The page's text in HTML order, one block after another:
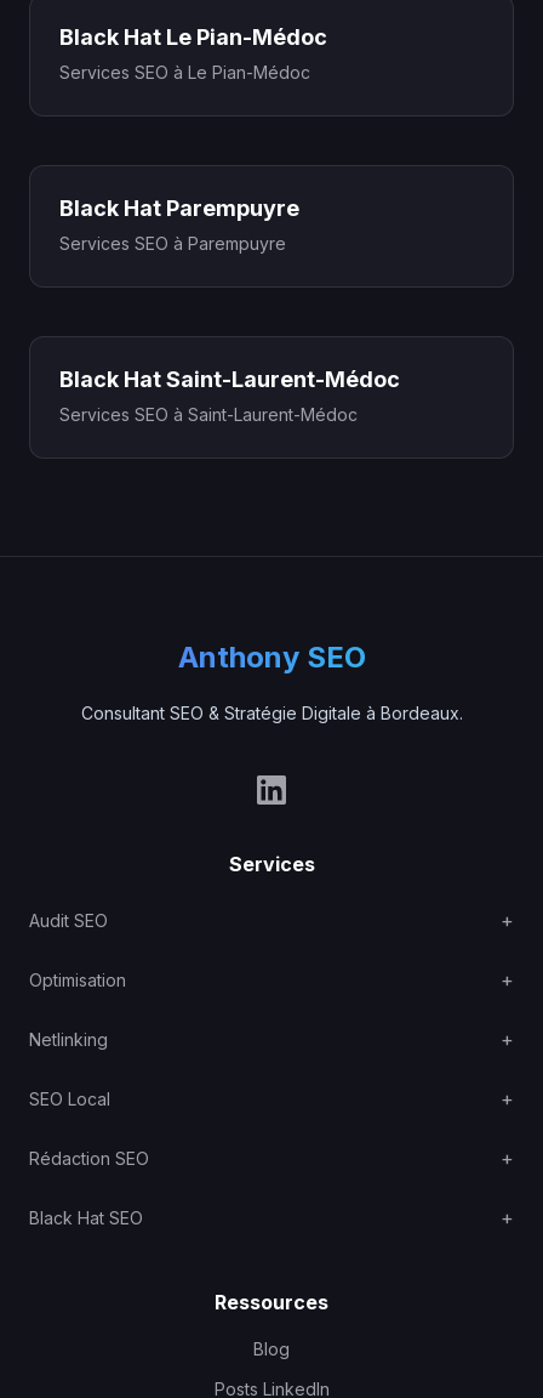
Black Hat Le Pian-Médoc
Services SEO à Le Pian-Médoc
Black Hat Parempuyre
Services SEO à Parempuyre
Black Hat Saint-Laurent-Médoc
Services SEO à Saint-Laurent-Médoc
Anthony SEO
Consultant SEO & Stratégie Digitale à Bordeaux.
Services
Audit SEO
Optimisation
Netlinking
SEO Local
Rédaction SEO
Black Hat SEO
Ressources
Blog
Posts LinkedIn